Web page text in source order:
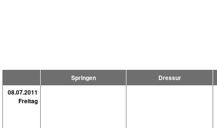
Springen
Dressur
08.07.2011
Freitag